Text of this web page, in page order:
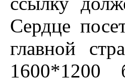
Сердце
главной
1600*1200